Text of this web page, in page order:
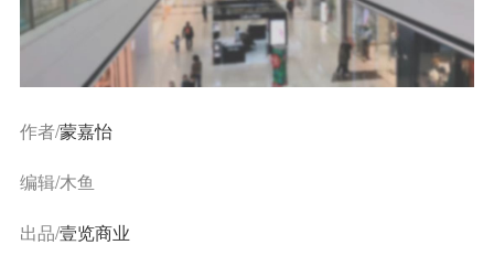
作者/蒙嘉怡
编辑/木鱼
出品/壹览商业